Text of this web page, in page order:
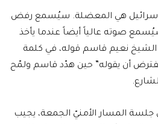
إسرائيل هي المعضلة. سيُسمع رفض
صوته عالياً أيضاً عندما يأخذ
الشيخ نعيم قاسم قوله، في كلمة
أيّار، “ما لا يُفترض أن يقوله” حين هدّد قاسم ولمّح
جلسة المسار الأمنيّ الجمعة، يجيب